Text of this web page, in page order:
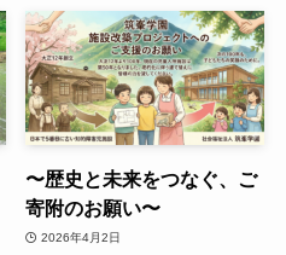
〜歴史と未来をつなぐ、ご
寄附のお願い〜
2026年4月2日